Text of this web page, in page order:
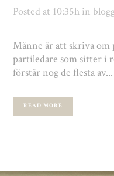
Posted at 10:35h in
Månne är att skriva
partiledare som sitter i
förstår nog de flesta av...
READ MORE